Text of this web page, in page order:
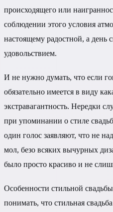
происходящего или
соблюдении этого условия
настоящему радостной, а день
удовольствием.
И не нужно думать, что если
обязательно имеется в виду
экстравагантность. Нередки
при упоминании о стиле
один голос заявляют, что не
мол, безо всяких вычурных
было просто красиво и не
Особенности стильной
понимать, что стильная